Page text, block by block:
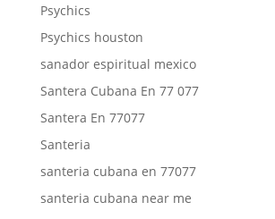
Psychics
Psychics houston
sanador espiritual mexico
Santera Cubana En 77 077
Santera En 77077
Santeria
santeria cubana en 77077
santeria cubana near me